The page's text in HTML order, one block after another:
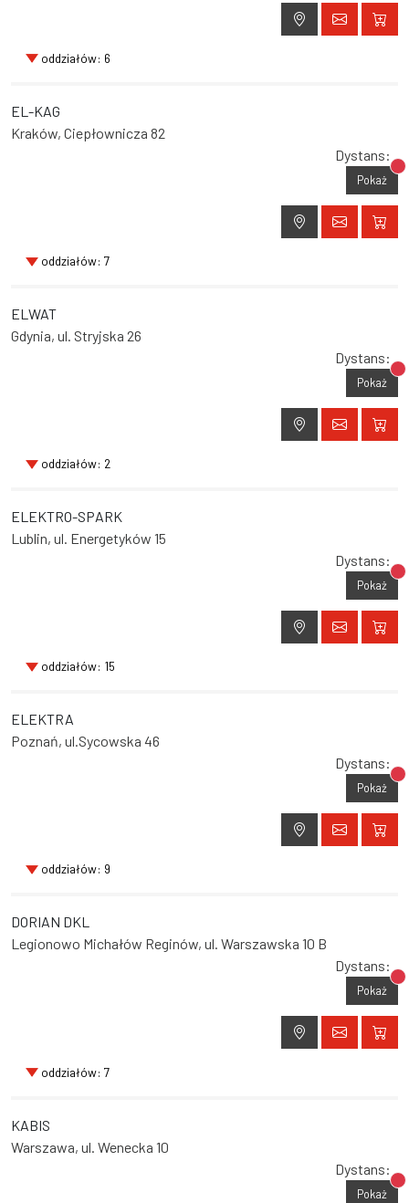
oddziałów: 6
EL-KAG
Kraków, Ciepłownicza 82
Dystans:
Pokaż
oddziałów: 7
ELWAT
Gdynia, ul. Stryjska 26
Dystans:
Pokaż
oddziałów: 2
ELEKTRO-SPARK
Lublin, ul. Energetyków 15
Dystans:
Pokaż
oddziałów: 15
ELEKTRA
Poznań, ul.Sycowska 46
Dystans:
Pokaż
oddziałów: 9
DORIAN DKL
Legionowo Michałów Reginów, ul. Warszawska 10 B
Dystans:
Pokaż
oddziałów: 7
KABIS
Warszawa, ul. Wenecka 10
Dystans:
Pokaż